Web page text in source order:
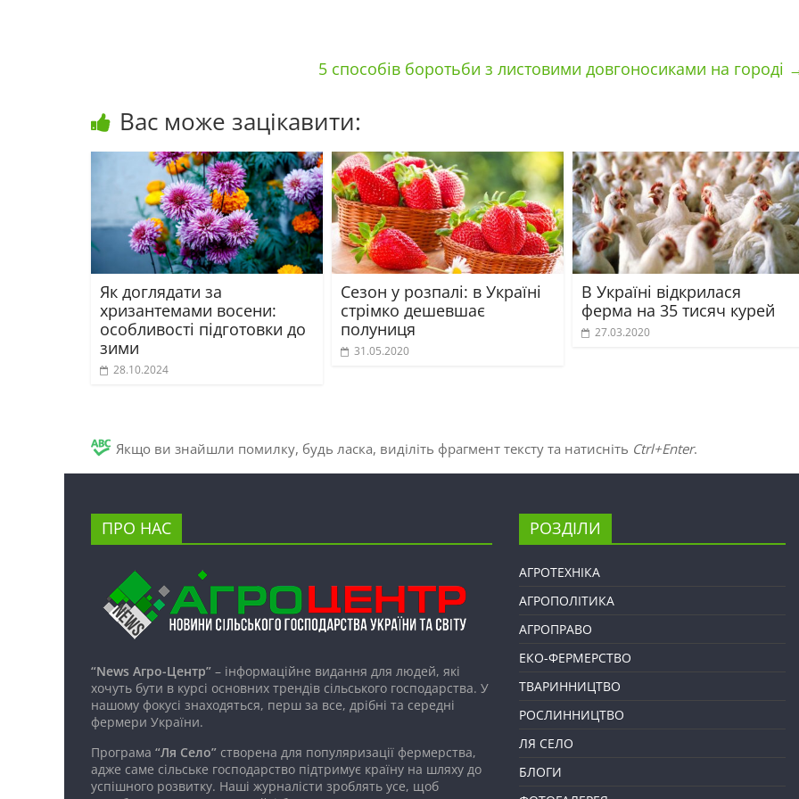
5 способів боротьби з листовими довгоносиками на городі
Вас може зацікавити:
Як доглядати за
хризантемами восени:
особливості підготовки до
зими
28.10.2024
Сезон у розпалі: в Україні
стрімко дешевшає
полуниця
31.05.2020
В Україні відкрилася
ферма на 35 тисяч курей
27.03.2020
Якщо ви знайшли помилку, будь ласка, виділіть фрагмент тексту та натисніть Ctrl+Enter.
ПРО НАС
“News Агро-Центр” – інформаційне видання для людей, які
хочуть бути в курсі основних трендів сільського господарства. У
нашому фокусі знаходяться, перш за все, дрібні та середні
фермери України.
Програма “Ля Село” створена для популяризації фермерства,
адже саме сільське господарство підтримує країну на шляху до
успішного розвитку. Наші журналісти зроблять усе, щоб
РОЗДІЛИ
АГРОТЕХНІКА
АГРОПОЛІТИКА
АГРОПРАВО
ЕКО-ФЕРМЕРСТВО
ТВАРИННИЦТВО
РОСЛИННИЦТВО
ЛЯ СЕЛО
БЛОГИ